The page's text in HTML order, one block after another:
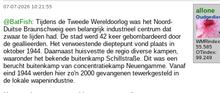
07-07-2026 10:21:55
allone
55.585
OTindex:
99.249
@BatFish: Tijdens de Tweede Wereldoorlog was het Noord-
Duitse Braunschweig een belangrijk industrieel centrum dat
zwaar te lijden had. De stad werd 42 keer gebombardeerd door
de geallieerden. Het verwoestende dieptepunt vond plaats in
oktober 1944. Daarnaast huisvestte de regio diverse kampen,
waaronder het bekende buitenkamp Schillstraße. Dit was een
berucht buitenkamp van concentratiekamp Neuengamme. Vanaf
eind 1944 werden hier zo'n 2000 gevangenen tewerkgesteld in
de lokale wapenindustrie.